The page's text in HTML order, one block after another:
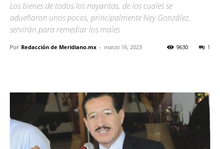
Los bienes de todos los nayaritas, de los cuales se
adueñaron unos pocos, principalmente Ney González,
servirán para remediar los males
Por Redacción de Meridiano.mx - marzo 16, 2023 1
9630